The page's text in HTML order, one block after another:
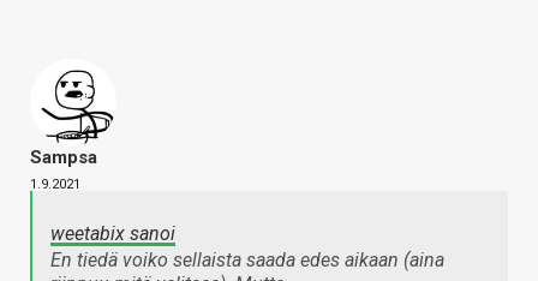
Sampsa
1.9.2021
weetabix sanoi
En tiedä voiko sellaista saada edes aikaan (aina